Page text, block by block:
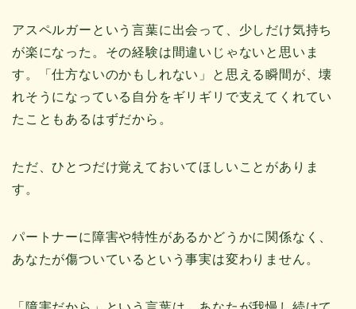
アスペルガーという言葉に出会って、少しだけ気持ち
が楽になった。その経験は間違いじゃないと思いま
す。「仕方ないのかもしれない」と思える瞬間が、壊
れそうになっている自分をギリギリで支えてくれてい
たこともあるはずだから。
ただ、ひとつだけ覚えておいてほしいことがありま
す。
パートナーに障害や特性があるかどうかに関係なく、
あなたが傷ついているという事実は変わりません。